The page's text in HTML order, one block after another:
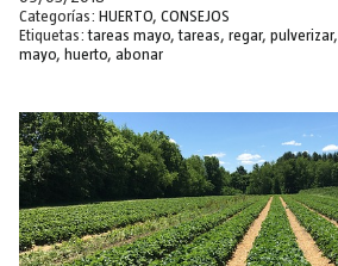
Categorías: HUERTO, CONSEJOS
Etiquetas: tareas mayo,tareas, regar, pulverizar,
mayo, huerto, abonar